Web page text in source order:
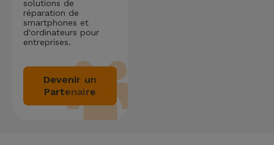
solutions de
réparation de
smartphones et
d'ordinateurs pour
entreprises.
Devenir un
Partenaire